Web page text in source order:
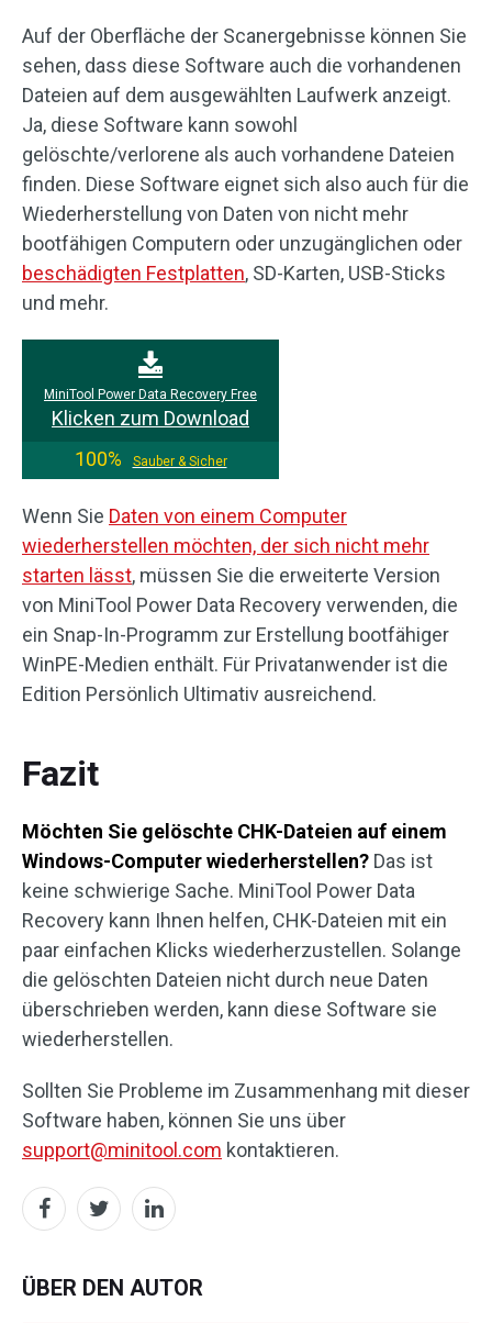
Auf der Oberfläche der Scanergebnisse können Sie
sehen, dass diese Software auch die vorhandenen
Dateien auf dem ausgewählten Laufwerk anzeigt.
Ja, diese Software kann sowohl
gelöschte/verlorene als auch vorhandene Dateien
finden. Diese Software eignet sich also auch für die
Wiederherstellung von Daten von nicht mehr
bootfähigen Computern oder unzugänglichen oder
beschädigten Festplatten, SD-Karten, USB-Sticks
und mehr.
MiniTool Power Data Recovery Free
Klicken zum Download
100%
Sauber & Sicher
Wenn Sie Daten von einem Computer
wiederherstellen möchten, der sich nicht mehr
starten lässt, müssen Sie die erweiterte Version
von MiniTool Power Data Recovery verwenden, die
ein Snap-In-Programm zur Erstellung bootfähiger
WinPE-Medien enthält. Für Privatanwender ist die
Edition Persönlich Ultimativ ausreichend.
Fazit
Möchten Sie gelöschte CHK-Dateien auf einem
Windows-Computer wiederherstellen? Das ist
keine schwierige Sache. MiniTool Power Data
Recovery kann Ihnen helfen, CHK-Dateien mit ein
paar einfachen Klicks wiederherzustellen. Solange
die gelöschten Dateien nicht durch neue Daten
überschrieben werden, kann diese Software sie
wiederherstellen.
Sollten Sie Probleme im Zusammenhang mit dieser
Software haben, können Sie uns über
support@minitool.com kontaktieren.
ÜBER DEN AUTOR